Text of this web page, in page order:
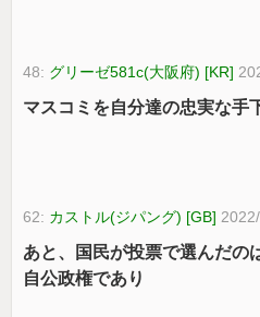
48: グリーゼ581c(大阪府) [KR]
マスコミを自分達の忠実な手
62: カストル(ジパング) [GB]
あと、国民が投票で選んだの
自公政権であり